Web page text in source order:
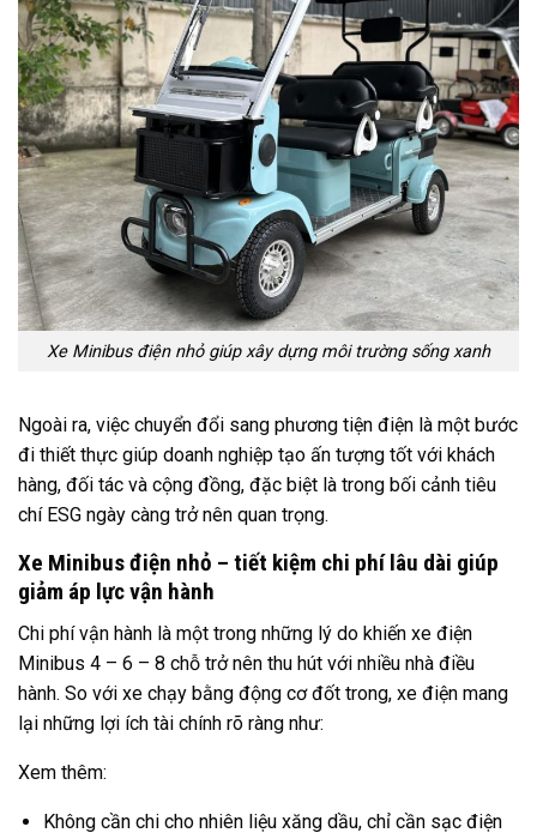
Xe Minibus điện nhỏ giúp xây dựng môi trường sống xanh
Ngoài ra, việc chuyển đổi sang phương tiện điện là một bước
đi thiết thực giúp doanh nghiệp tạo ấn tượng tốt với khách
hàng, đối tác và cộng đồng, đặc biệt là trong bối cảnh tiêu
chí ESG ngày càng trở nên quan trọng.
Xe Minibus điện nhỏ – tiết kiệm chi phí lâu dài giúp
giảm áp lực vận hành
Chi phí vận hành là một trong những lý do khiến xe điện
Minibus 4 – 6 – 8 chỗ trở nên thu hút với nhiều nhà điều
hành. So với xe chạy bằng động cơ đốt trong, xe điện mang
lại những lợi ích tài chính rõ ràng như:
Xem thêm:
Không cần chi cho nhiên liệu xăng dầu, chỉ cần sạc điện